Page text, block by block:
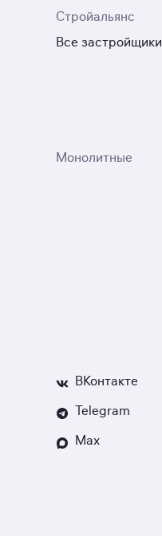
Стройальянс
Все застройщики
Монолитные
ВКонтакте
Telegram
Max